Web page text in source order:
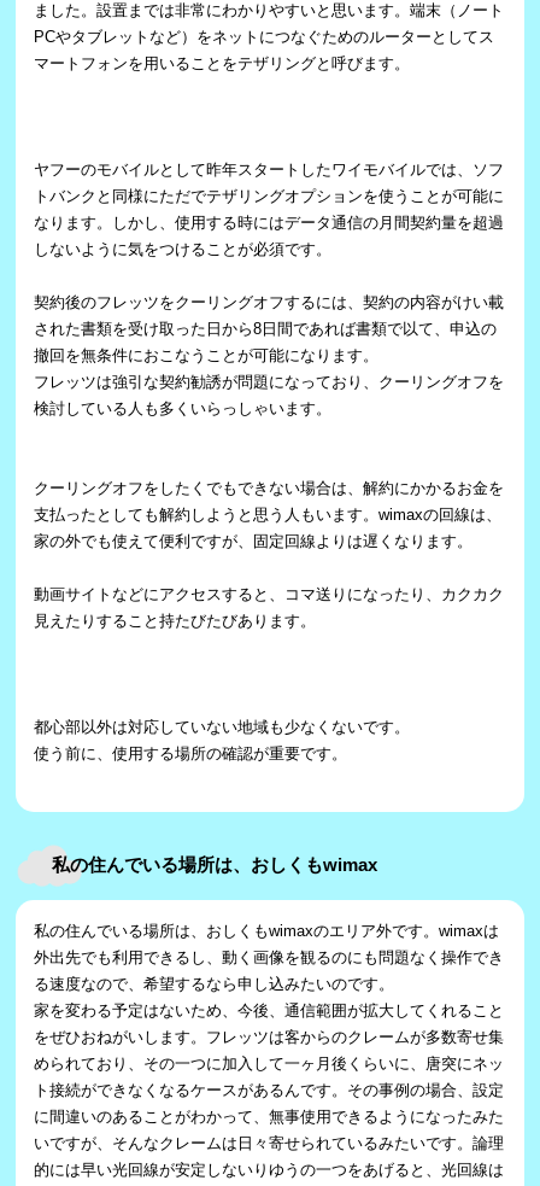
ました。設置までは非常にわかりやすいと思います。端末（ノート
PCやタブレットなど）をネットにつなぐためのルーターとしてス
マートフォンを用いることをテザリングと呼びます。
ヤフーのモバイルとして昨年スタートしたワイモバイルでは、ソフ
トバンクと同様にただでテザリングオプションを使うことが可能に
なります。しかし、使用する時にはデータ通信の月間契約量を超過
しないように気をつけることが必須です。
契約後のフレッツをクーリングオフするには、契約の内容がけい載
された書類を受け取った日から8日間であれば書類で以て、申込の
撤回を無条件におこなうことが可能になります。
フレッツは強引な契約勧誘が問題になっており、クーリングオフを
検討している人も多くいらっしゃいます。
クーリングオフをしたくでもできない場合は、解約にかかるお金を
支払ったとしても解約しようと思う人もいます。wimaxの回線は、
家の外でも使えて便利ですが、固定回線よりは遅くなります。
動画サイトなどにアクセスすると、コマ送りになったり、カクカク
見えたりすること持たびたびあります。
都心部以外は対応していない地域も少なくないです。
使う前に、使用する場所の確認が重要です。
私の住んでいる場所は、おしくもwimax
私の住んでいる場所は、おしくもwimaxのエリア外です。wimaxは
外出先でも利用できるし、動く画像を観るのにも問題なく操作でき
る速度なので、希望するなら申し込みたいのです。
家を変わる予定はないため、今後、通信範囲が拡大してくれること
をぜひおねがいします。フレッツは客からのクレームが多数寄せ集
められており、その一つに加入して一ヶ月後くらいに、唐突にネッ
ト接続ができなくなるケースがあるんです。その事例の場合、設定
に間違いのあることがわかって、無事使用できるようになったみた
いですが、そんなクレームは日々寄せられているみたいです。論理
的には早い光回線が安定しないりゆうの一つをあげると、光回線は